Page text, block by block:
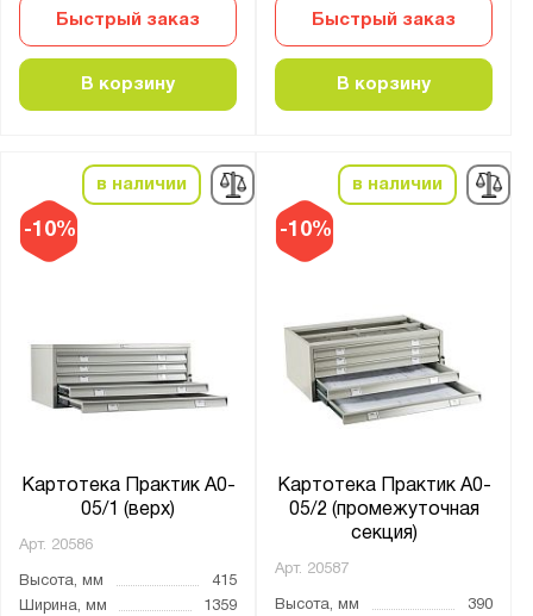
Быстрый заказ
В корзину
Быстрый заказ
В корзину
-10%
в наличии
Картотека Практик А0-
05/1 (верх)
Арт. 20586
Высота, мм
415
Ширина, мм
1359
-10%
в наличии
Картотека Практик А0-
05/2 (промежуточная
секция)
Арт. 20587
Высота, мм
390